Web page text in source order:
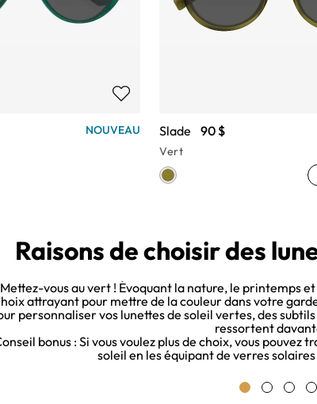
NOUVEAU Slade 90 $
Vert
Raisons de choisir des
Mettez-vous au vert ! Évoquant la nature, le printemps
attrayant pour mettre de la couleur dans votre
personnaliser vos lunettes de soleil vertes, des
ressortent
bonus : Si vous voulez plus de choix, vous pouvez
soleil en les équipant de verres